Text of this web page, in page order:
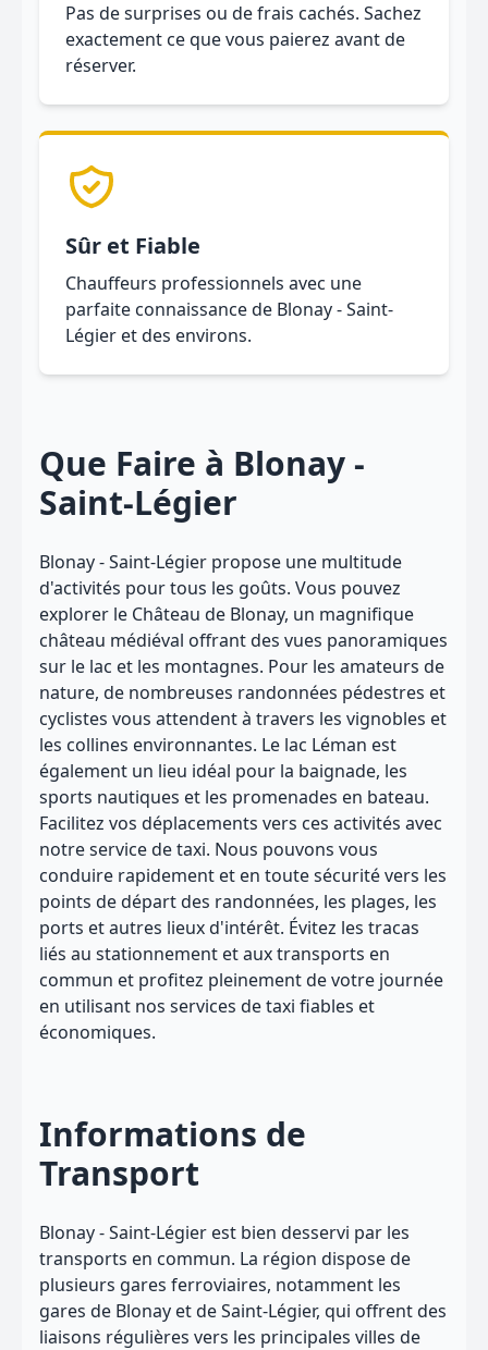
Pas de surprises ou de frais cachés. Sachez
exactement ce que vous paierez avant de
réserver.
Sûr et Fiable
Chauffeurs professionnels avec une
parfaite connaissance de Blonay - Saint-
Légier et des environs.
Que Faire à Blonay -
Saint-Légier
Blonay - Saint-Légier propose une multitude
d'activités pour tous les goûts. Vous pouvez
explorer le Château de Blonay, un magnifique
château médiéval offrant des vues panoramiques
sur le lac et les montagnes. Pour les amateurs de
nature, de nombreuses randonnées pédestres et
cyclistes vous attendent à travers les vignobles et
les collines environnantes. Le lac Léman est
également un lieu idéal pour la baignade, les
sports nautiques et les promenades en bateau.
Facilitez vos déplacements vers ces activités avec
notre service de taxi. Nous pouvons vous
conduire rapidement et en toute sécurité vers les
points de départ des randonnées, les plages, les
ports et autres lieux d'intérêt. Évitez les tracas
liés au stationnement et aux transports en
commun et profitez pleinement de votre journée
en utilisant nos services de taxi fiables et
économiques.
Informations de
Transport
Blonay - Saint-Légier est bien desservi par les
transports en commun. La région dispose de
plusieurs gares ferroviaires, notamment les
gares de Blonay et de Saint-Légier, qui offrent des
liaisons régulières vers les principales villes de